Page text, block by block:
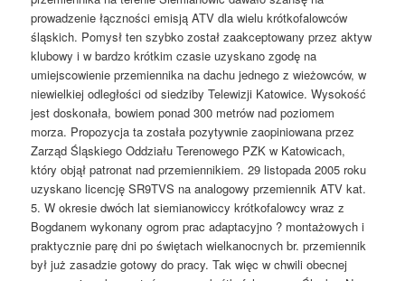
prowadzenie łączności emisją ATV dla wielu krótkofalowców
śląskich. Pomysł ten szybko został zaakceptowany przez aktyw
klubowy i w bardzo krótkim czasie uzyskano zgodę na
umiejscowienie przemiennika na dachu jednego z wieżowców, w
niewielkiej odległości od siedziby Telewizji Katowice. Wysokość
jest doskonała, bowiem ponad 300 metrów nad poziomem
morza. Propozycja ta została pozytywnie zaopiniowana przez
Zarząd Śląskiego Oddziału Terenowego PZK w Katowicach,
który objął patronat nad przemiennikiem. 29 listopada 2005 roku
uzyskano licencję SR9TVS na analogowy przemiennik ATV kat.
5. W okresie dwóch lat siemianowiccy krótkofalowcy wraz z
Bogdanem wykonany ogrom prac adaptacyjno ? montażowych i
praktycznie parę dni po świętach wielkanocnych br. przemiennik
był już zasadzie gotowy do pracy. Tak więc w chwili obecnej